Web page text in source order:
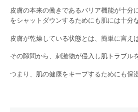
皮膚の本来の働きであるバリア機能が十分
をシャットダウンするためにも肌には十分
皮膚が乾燥している状態とは、簡単に言え
その隙間から、刺激物が侵入し肌トラブル
つまり、肌の健康をキープするためにも保